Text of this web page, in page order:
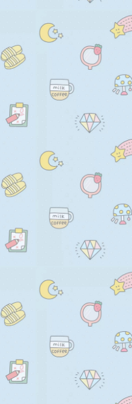
{
扰点
= 0; i < 100;
=
=